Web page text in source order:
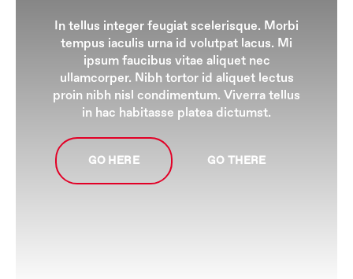
In tellus integer feugiat scelerisque. Morbi
tempus iaculis urna id volutpat lacus. Mi
ipsum faucibus vitae aliquet nec
ullamcorper. Nibh tortor id aliquet lectus
proin nibh nisl condimentum. Viverra tellus
in hac habitasse platea dictumst.
GO HERE GO THERE